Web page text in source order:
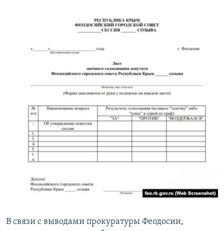
В связи с выводами прокуратуры Феодосии,